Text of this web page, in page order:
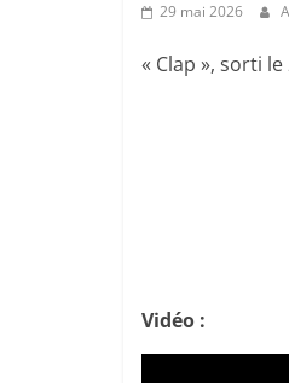
29 mai 2026
« Clap », sorti
Vidéo :